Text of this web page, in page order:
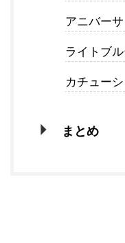
アニバー
ライトブ
カチュー
まとめ